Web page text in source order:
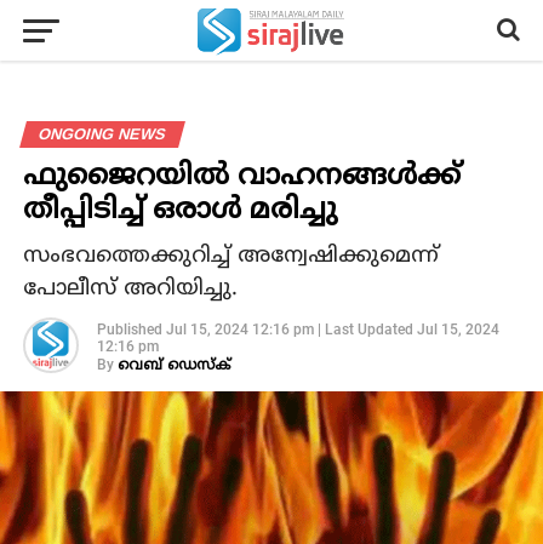
ONGOING NEWS
ഫുജൈറയില്‍ വാഹനങ്ങള്‍ക്ക്
തീപ്പിടിച്ച് ഒരാള്‍ മരിച്ചു
സംഭവത്തെക്കുറിച്ച് അന്വേഷിക്കുമെന്ന്
പോലീസ് അറിയിച്ചു.
Published Jul 15, 2024 12:16 pm| Last Updated Jul 15, 2024
12:16 pm
By വെബ് ഡെസ്‌ക്